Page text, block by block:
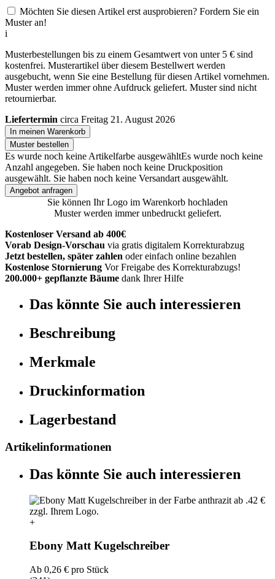
Möchten Sie diesen Artikel erst ausprobieren? Fordern Sie ein
Muster an!
i
Musterbestellungen bis zu einem Gesamtwert von unter 5 € sind
kostenfrei. Musterartikel über diesem Bestellwert werden
ausgebucht, wenn Sie eine Bestellung für diesen Artikel vornehmen.
Muster werden immer ohne Aufdruck geliefert. Muster sind nicht
retournierbar.
Liefertermin circa Freitag 21. August 2026
In meinen Warenkorb
Muster bestellen
Es wurde noch keine Artikelfarbe ausgewähltEs wurde noch keine
Anzahl angegeben. Sie haben noch keine Druckposition
ausgewählt. Sie haben noch keine Versandart ausgewählt.
Angebot anfragen
Sie können Ihr Logo im Warenkorb hochladen
Muster werden immer unbedruckt geliefert.
Kostenloser Versand ab 400€
Vorab Design-Vorschau via gratis digitalem Korrekturabzug
Jetzt bestellen, später zahlen oder einfach online bezahlen
Kostenlose Stornierung Vor Freigabe des Korrekturabzugs!
200.000+ gepflanzte Bäume dank Ihrer Hilfe
Das könnte Sie auch interessieren
Beschreibung
Merkmale
Druckinformation
Lagerbestand
Artikelinformationen
Das könnte Sie auch interessieren
+
Ebony Matt Kugelschreiber
Ab 0,26 € pro Stück